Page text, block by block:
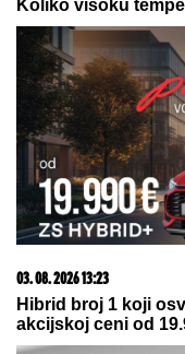
15. 07. 2026 07:44
Većina građana
letovanje - ovih 7